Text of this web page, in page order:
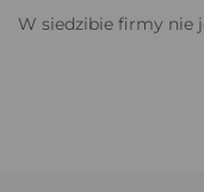
W siedzibie firmy nie